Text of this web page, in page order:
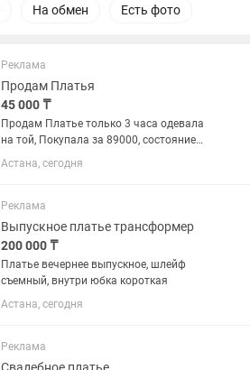
На обмен Есть фото
Реклама
Продам Платья
45 000 ₸
Продам Платье только 3 часа одевала
на той, Покупала за 89000, состояние
почти новая ✅
Астана, сегодня
Реклама
Выпускное платье трансформер
200 000 ₸
Платье вечернее выпускное, шлейф
съемный, внутри юбка короткая
Астана, сегодня
Реклама